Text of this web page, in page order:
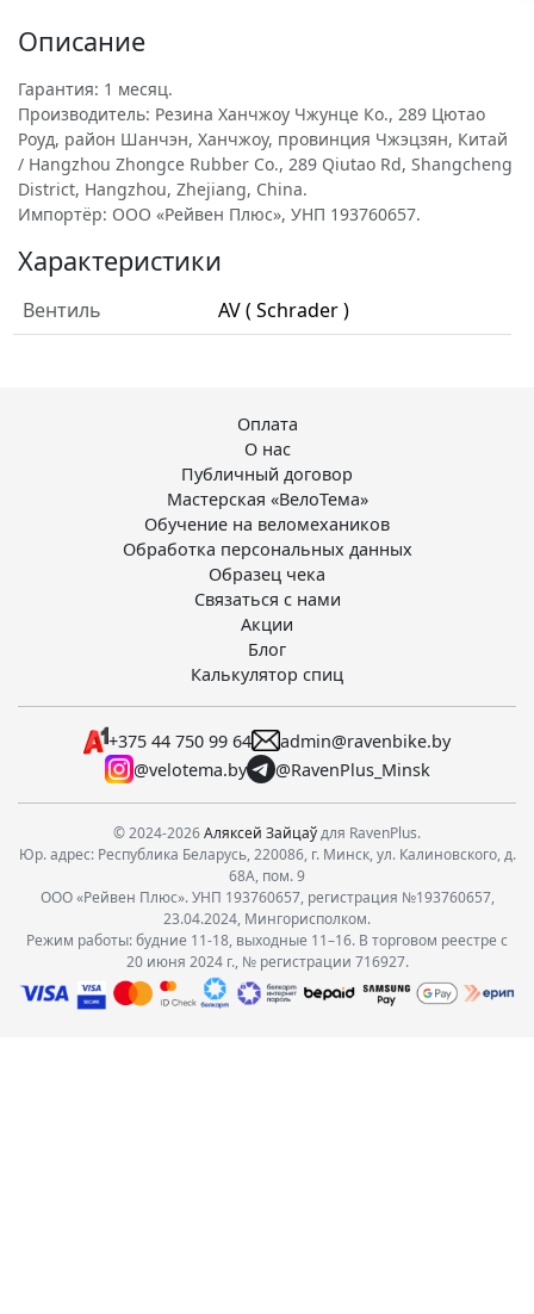
Описание
Гарантия: 1 месяц.
Производитель: Резина Ханчжоу Чжунце Ко., 289 Цютао
Роуд, район Шанчэн, Ханчжоу, провинция Чжэцзян, Китай
/ Hangzhou Zhongce Rubber Co., 289 Qiutao Rd, Shangcheng
District, Hangzhou, Zhejiang, China.
Импортёр: ООО «Рейвен Плюс», УНП 193760657.
Характеристики
Вентиль AV ( Schrader )
Оплата
О нас
Публичный договор
Мастерская «ВелоТема»
Обучение на веломехаников
Обработка персональных данных
Образец чека
Связаться с нами
Акции
Блог
Калькулятор спиц
+375 44 750 99 64
admin@ravenbike.by
@velotema.by
@RavenPlus_Minsk
© 2024-2026Аляксей Зайцаўдля RavenPlus.
Юр. адрес: Республика Беларусь, 220086, г. Минск, ул. Калиновского, д.
68А, пом. 9
ООО «Рейвен Плюс». УНП 193760657, регистрация №193760657,
23.04.2024, Мингорисполком.
Режим работы: будние 11-18, выходные 11–16. В торговом реестре с
20 июня 2024 г., № регистрации 716927.